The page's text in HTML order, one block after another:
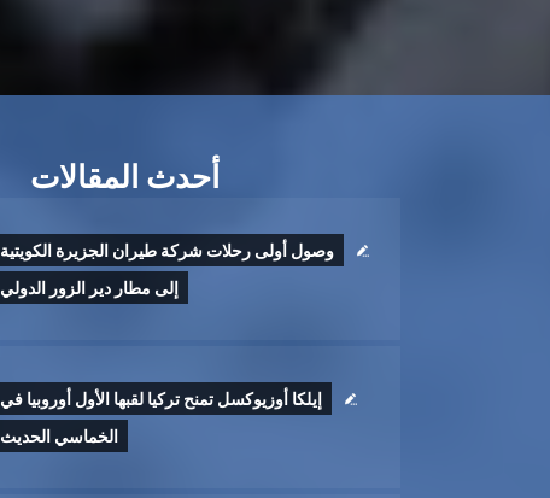
أحدث المقالات
وصول أولى رحلات شركة طيران الجزيرة الكويتية
إلى مطار دير الزور الدولي
إيلكا أوزيوكسل تمنح تركيا لقبها الأول أوروبيا في
الخماسي الحديث